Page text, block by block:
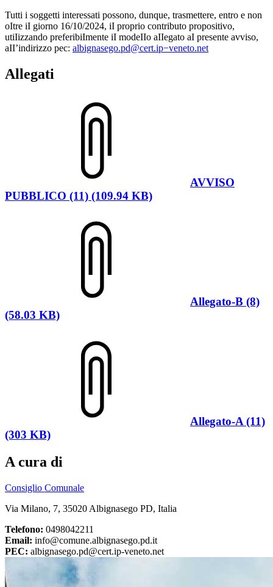
Tutti i soggetti interessati possono, dunque, trasmettere, entro e non
oItre iI giorno 16/10/2024, iI proprio contributo propositivo,
utiIizzando preferibiImente iI modeIIo aIIegato aI presente avviso,
aII’indirizzo pec: albignasego.pd@cert.ip−veneto.net
Allegati
AVVISO
PUBBLICO (11) (109.94 KB)
Allegato-B (8)
(58.03 KB)
Allegato-A (11)
(303 KB)
A cura di
Consiglio Comunale
Via Milano, 7, 35020 Albignasego PD, Italia
Telefono: 0498042211
Email: info@comune.albignasego.pd.it
PEC: albignasego.pd@cert.ip-veneto.net